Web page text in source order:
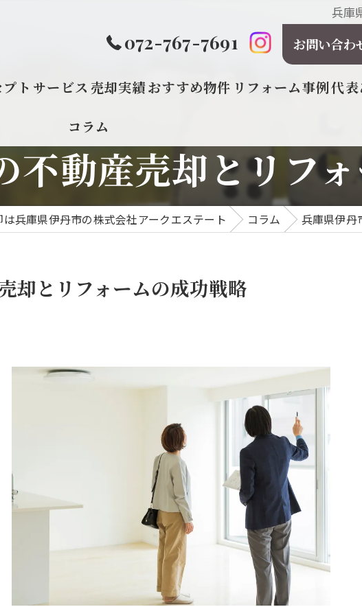
兵庫
072-767-7691 お問い合わ
ト サービス 売却実績おすすめ物件 リフォーム事例代
コラム
不動産売却とリフ
兵庫県伊丹市の株式会社アークエステート コラム 兵庫県伊丹
却とリフォームの成功戦略